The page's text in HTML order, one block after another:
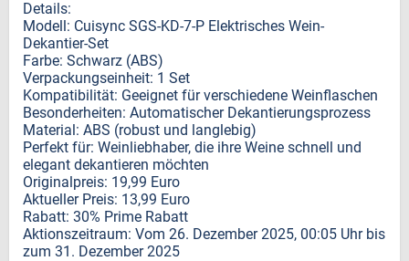
Details:
Modell: Cuisync SGS-KD-7-P Elektrisches Wein-
Dekantier-Set
Farbe: Schwarz (ABS)
Verpackungseinheit: 1 Set
Kompatibilität: Geeignet für verschiedene Weinflaschen
Besonderheiten: Automatischer Dekantierungsprozess
Material: ABS (robust und langlebig)
Perfekt für: Weinliebhaber, die ihre Weine schnell und
elegant dekantieren möchten
Originalpreis: 19,99 Euro
Aktueller Preis: 13,99 Euro
Rabatt: 30% Prime Rabatt
Aktionszeitraum: Vom 26. Dezember 2025, 00:05 Uhr bis
zum 31. Dezember 2025